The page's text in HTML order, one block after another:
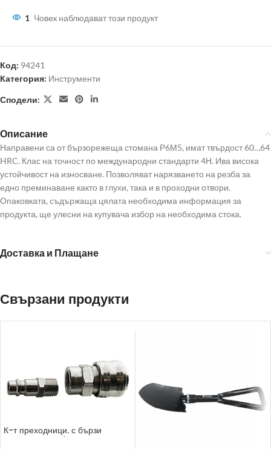
1 Човек наблюдават този продукт
Код: 94241
Категория: Инструменти
Сподели:
Описание
Направени са от бързорежеща стомана Р6М5, имат твърдост 60…64
HRC. Клас на точност по международни стандарти 4Н. Ива висока
устойчивост на износване. Позволяват нарязването на резба за
едно преминаване както в глухи, така и в проходни отвори.
Опаковката, съдържаща цялата необходима информация за
продукта, ще улесни на купувача избор на необходима стока.
Доставка и Плащане
Свързани продукти
К-т преходници. с бързи